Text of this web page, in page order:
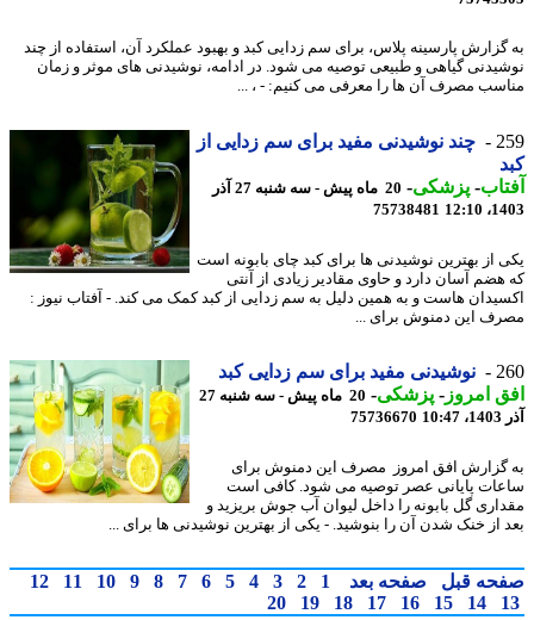
پارسینه پلاس، برای سم زدایی کبد و بهبود عملکرد آن، استفاده از چند
گیاهی و طبیعی توصیه می شود. در ادامه، نوشیدنی های موثر و زمان
مصرف آن ها را معرفی می کنیم: - ، ...
چند نوشیدنی مفید برای سم زدایی از
-پزشکی-
20 ماه پیش - سه شنبه 27 آذر
75738481
از بهترین نوشیدنی ها برای کبد چای بابونه است
آسان دارد و حاوی مقادیر زیادی از آنتی
هاست و به همین دلیل به سم زدایی از کبد کمک می کند. - آفتاب نیوز :
این دمنوش برای ...
نوشیدنی مفید برای سم زدایی کبد
امروز-پزشکی-
20 ماه پیش - سه شنبه 27
75736670
افق امروز مصرف این دمنوش برای
پایانی عصر توصیه می شود. کافی است
گل بابونه را داخل لیوان آب جوش بریزید و
از خنک شدن آن را بنوشید. - یکی از بهترین نوشیدنی ها برای ...
قبل صفحه بعد 1
2
3
4
5
6
7
8
9
10
11
12
14
15
16
17
18
19
20